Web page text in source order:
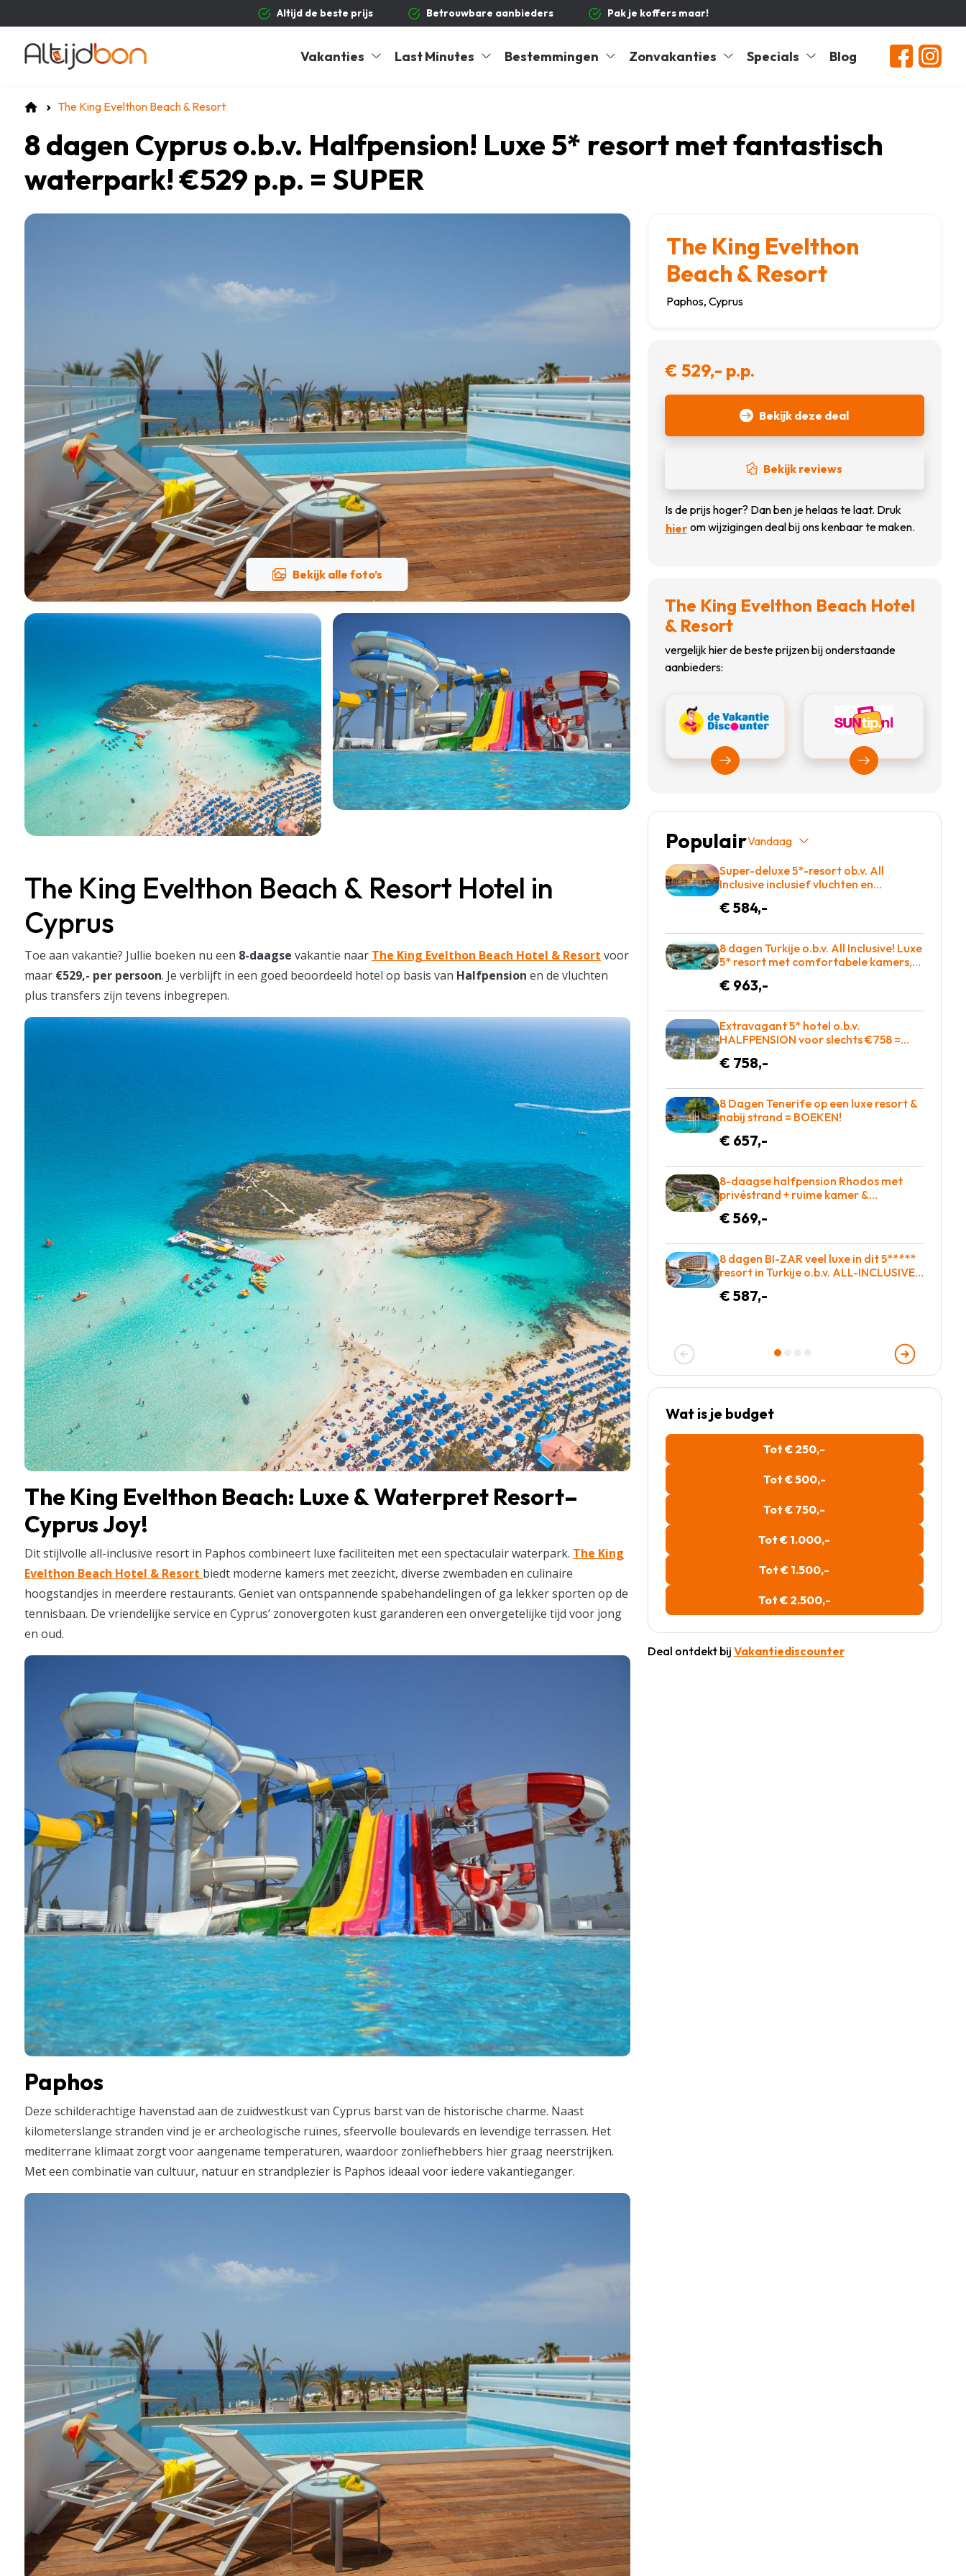
Altijd de beste prijs Betrouwbare aanbieders Pak je koffers maar!
Vakanties Last Minutes Bestemmingen Zonvakanties Specials Blog
The King Evelthon Beach & Resort
8 dagen Cyprus o.b.v. Halfpension! Luxe 5* resort met fantastisch
waterpark! €529 p.p. = SUPER
Bekijk alle foto’s
The King Evelthon Beach & Resort Hotel in
Cyprus
Toe aan vakantie? Jullie boeken nu een 8-daagse vakantie naar The King Evelthon Beach Hotel & Resort voor
maar €529,- per persoon. Je verblijft in een goed beoordeeld hotel op basis van Halfpension en de vluchten
plus transfers zijn tevens inbegrepen.
The King Evelthon Beach: Luxe & Waterpret Resort–
Cyprus Joy!
Dit stijlvolle all-inclusive resort in Paphos combineert luxe faciliteiten met een spectaculair waterpark. The King
Evelthon Beach Hotel & Resort biedt moderne kamers met zeezicht, diverse zwembaden en culinaire
hoogstandjes in meerdere restaurants. Geniet van ontspannende spabehandelingen of ga lekker sporten op de
tennisbaan. De vriendelijke service en Cyprus’ zonovergoten kust garanderen een onvergetelijke tijd voor jong
en oud.
Paphos
Deze schilderachtige havenstad aan de zuidwestkust van Cyprus barst van de historische charme. Naast
kilometerslange stranden vind je er archeologische ruïnes, sfeervolle boulevards en levendige terrassen. Het
mediterrane klimaat zorgt voor aangename temperaturen, waardoor zonliefhebbers hier graag neerstrijken.
Met een combinatie van cultuur, natuur en strandplezier is Paphos ideaal voor iedere vakantieganger.
The King Evelthon
Beach & Resort
Paphos, Cyprus
€ 529,- p.p.
Bekijk deze deal
Bekijk reviews
Is de prijs hoger? Dan ben je helaas te laat. Druk
hier om wijzigingen deal bij ons kenbaar te maken.
The King Evelthon Beach Hotel
& Resort
vergelijk hier de beste prijzen bij onderstaande
aanbieders:
Bekijk Vakantiediscounter Bekijk Suntip
PopulairVandaag
Super-deluxe 5*-resort ob.v. All
Inclusive inclusief vluchten en
€ 584,-
8 dagen Turkije o.b.v. All Inclusive! Luxe
5* resort met comfortabele kamers,
BOEKEN
€ 963,-
Extravagant 5* hotel o.b.v.
HALFPENSION voor slechts €758 =
BOEKEN!
€ 758,-
8 Dagen Tenerife op een luxe resort &
nabij strand = BOEKEN!
€ 657,-
8-daagse halfpension Rhodos met
privéstrand + ruime kamer &
uitgebreid wellnesscenter vakantie
naar Griekenland voor €569!
€ 569,-
8 dagen BI-ZAR veel luxe in dit 5*****
resort in Turkije o.b.v. ALL-INCLUSIVE =
€ 587,-
Wat is je budget
Tot € 250,-
Tot € 500,-
Tot € 750,-
Tot € 1.000,-
Tot € 1.500,-
Tot € 2.500,-
Deal ontdekt bij Vakantiediscounter